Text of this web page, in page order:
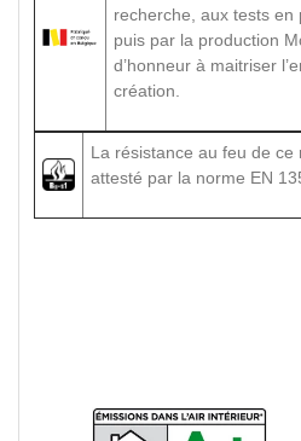
recherche, aux tests en
puis par la production
d’honneur à maitriser
création.
La résistance au feu de
attesté par la norme EN